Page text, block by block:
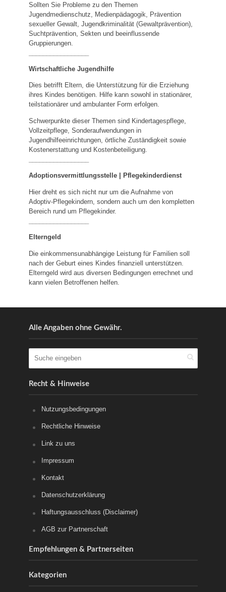
Sollten Sie Probleme zu den Themen
Jugendmedienschutz, Medienpädagogik, Prävention
sexueller Gewalt, Jugendkriminalität (Gewaltprävention),
Suchtprävention, Sekten und beeinflussende
Gruppierungen.
Wirtschaftliche Jugendhilfe
Dies betrifft Eltern, die Unterstützung für die Erziehung
ihres Kindes benötigen. Hilfe kann sowohl in stationärer,
teilstationärer und ambulanter Form erfolgen.
Schwerpunkte dieser Themen sind Kindertagespflege,
Vollzeitpflege, Sonderaufwendungen in
Jugendhilfeeinrichtungen, örtliche Zuständigkeit sowie
Kostenerstattung und Kostenbeteiligung.
Adoptionsvermittlungsstelle | Pflegekinderdienst
Hier dreht es sich nicht nur um die Aufnahme von
Adoptiv-Pflegekindern, sondern auch um den kompletten
Bereich rund um Pflegekinder.
Elterngeld
Die einkommensunabhängige Leistung für Familien soll
nach der Geburt eines Kindes finanziell unterstützen.
Elterngeld wird aus diversen Bedingungen errechnet und
kann vielen Betroffenen helfen.
Alle Angaben ohne Gewähr.
Recht & Hinweise
Nutzungsbedingungen
Rechtliche Hinweise
Link zu uns
Impressum
Kontakt
Datenschutzerklärung
Haftungsausschluss (Disclaimer)
AGB zur Partnerschaft
Empfehlungen & Partnerseiten
Kategorien